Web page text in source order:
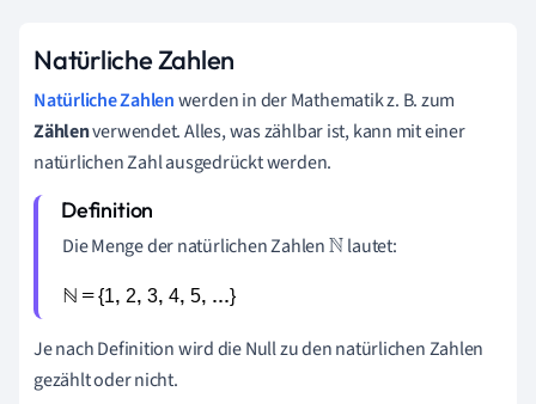
Natürliche Zahlen
Natürliche Zahlenwerden in der Mathematik z. B. zum
Zählenverwendet. Alles, was zählbar ist, kann mit einer
natürlichen Zahl ausgedrückt werden.
Die Menge der natürlichen Zahlenℕ lautet:
Je nach Definition wird die Null zu den natürlichen Zahlen
gezählt oder nicht.